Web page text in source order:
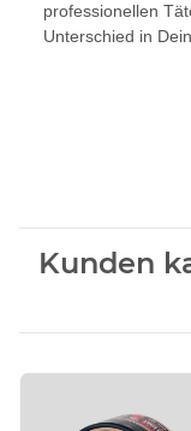
professionellen
Unterschied in
Kunden